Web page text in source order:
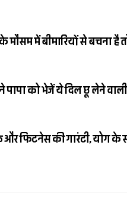
मौसम में बीमारियों से बचना है
पापा को भेजें ये दिल छू लेने
और फिटनेस की गारंटी, योग के